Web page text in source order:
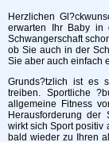
Herzlichen
erwarten Ihr Baby in
Schwangerschaft
ob Sie auch in der
Sie aber auch einfach
Grunds?tzlich ist es
treiben. Sportliche
allgemeine Fitness
Herausforderung der
wirkt sich Sport positiv
bald wieder zu Ihren